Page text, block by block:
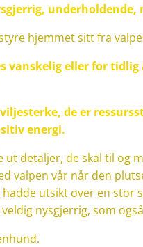
underholdende,
hjemmet sitt fra
vanskelig eller for
de er
energi.
detaljer, de skal til og
valpen vår når den
utsikt over en stor
nysgjerrig, som